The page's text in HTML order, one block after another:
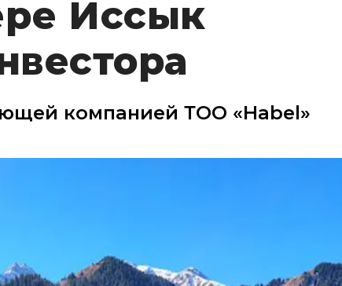
Иссык
компанией ТОО «Habel»